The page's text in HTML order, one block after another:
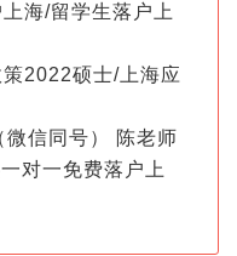
海/留学生落户上
2022硕士/上海应
信同号） 陈老师
对一免费落户上